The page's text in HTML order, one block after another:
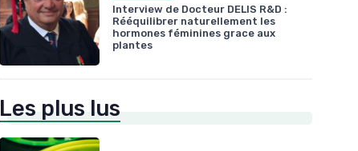
Interview de Docteur DELIS R&D :
Rééquilibrer naturellement les
hormones féminines grace aux
plantes
Les plus lus